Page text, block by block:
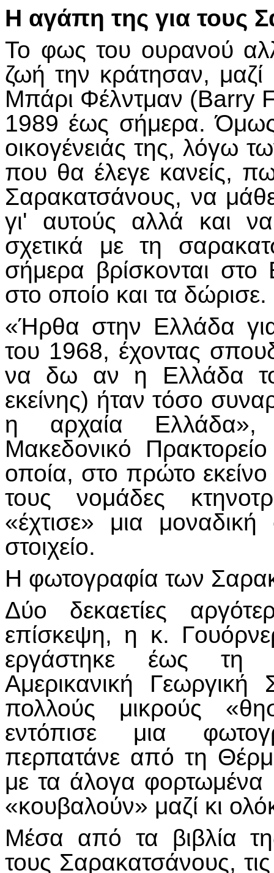
Η αγάπη της για τους
Το φως του ουρανού
ζωή την κράτησαν, μαζί
Μπάρι Φέλντμαν (Barry
1989 έως σήμερα.
οικογένειάς της, λόγω
που θα έλεγε κανείς,
Σαρακατσάνους, να
γι' αυτούς αλλά και να
σχετικά με τη
σήμερα βρίσκονται
στο οποίο και τα δώρισε.
«Ήρθα στην Ελλάδα
του 1968, έχοντας
να δω αν η Ελλάδα
εκείνης) ήταν τόσο
η αρχαία Ελλάδα»,
Μακεδονικό
οποία, στο πρώτο εκείνο
τους νομάδες
«έχτισε» μια
στοιχείο.
Η φωτογραφία των
Δύο δεκαετίες
επίσκεψη, η κ.
εργάστηκε έως τη
Αμερικανική
πολλούς μικρούς
εντόπισε μια
περπατάνε από τη
με τα άλογα
«κουβαλούν» μαζί κι
Μέσα από τα βιβλία
τους Σαρακατσάνους,